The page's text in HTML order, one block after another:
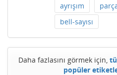
ayrışım
bell-sayısı
Daha fazlasını görmek için,
popüler